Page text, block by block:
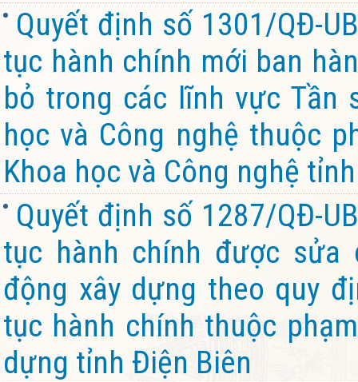
Quyết định số 1301/QĐ-
tục hành chính mới ban
bỏ trong các lĩnh vực Tần
học và Công nghệ thuộc
Khoa học và Công nghệ
Quyết định số 1287/QĐ-
tục hành chính được
động xây dựng theo quy
tục hành chính thuộc
dựng tỉnh Điện Biên